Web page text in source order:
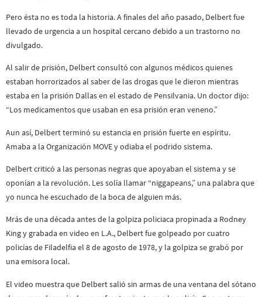
Pero ésta no es toda la historia. A finales del año pasado, Delbert fue
llevado de urgencia a un hospital cercano debido a un trastorno no
divulgado.
Al salir de prisión, Delbert consultó con algunos médicos quienes
estaban horrorizados al saber de las drogas que le dieron mientras
estaba en la prisión Dallas en el estado de Pensilvania. Un doctor dijo:
“Los medicamentos que usaban en esa prisión eran veneno.”
Aun así, Delbert terminó su estancia en prisión fuerte en espíritu.
Amaba a la Organización MOVE y odiaba el podrido sistema.
Delbert criticó a las personas negras que apoyaban el sistema y se
oponían a la revolución. Les solía llamar “niggapeans,” una palabra que
yo nunca he escuchado de la boca de alguien más.
Mrás de una década antes de la golpiza policiaca propinada a Rodney
King y grabada en video en L.A., Delbert fue golpeado por cuatro
policías de Filadelfia el 8 de agosto de 1978, y la golpiza se grabó por
una emisora local.
El video muestra que Delbert salió sin armas de una ventana del sótano